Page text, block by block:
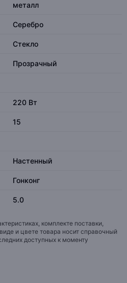
металл
Серебро
Стекло
Прозрачный
220 Вт
15
Настенный
Гонконг
5.0
комплекте поставки,
и цвете товара носит справочный
доступных к моменту